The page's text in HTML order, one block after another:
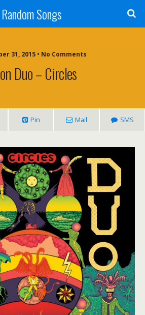
Random Songs
31, 2015 • No Comments
Duo – Circles
Pin Mail SMS